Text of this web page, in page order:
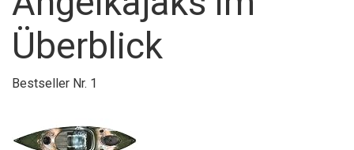
Überblick
Bestseller Nr. 1